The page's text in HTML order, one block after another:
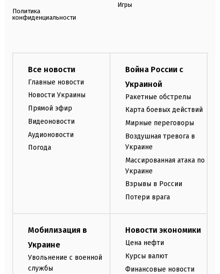
Политика
конфиденциальности
Игры
Все новости
Главные новости
Новости Украины
Прямой эфир
Видеоновости
Аудионовости
Погода
Война России с
Украиной
Ракетные обстрелы
Карта боевых действий
Мирные переговоры
Воздушная тревога в
Украине
Массированная атака по
Украине
Взрывы в России
Потери врага
Мобилизация в
Украине
Увольнение с военной
службы
Новости экономики
Цена нефти
Курсы валют
Финансовые новости